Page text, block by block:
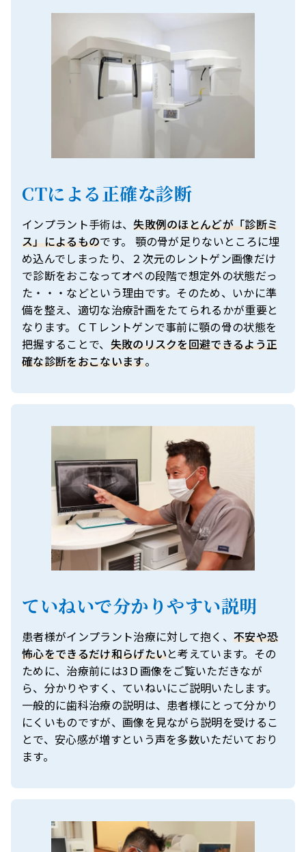
CTによる正確な診断
インプラント手術は、失敗例のほとんどが「診断ミ
ス」によるものです。 顎の骨が足りないところに埋
め込んでしまったり、２次元のレントゲン画像だけ
で診断をおこなってオペの段階で想定外の状態だっ
た・・・などという理由です。そのため、いかに準
備を整え、適切な治療計画をたてられるかが重要と
なります。ＣＴレントゲンで事前に顎の骨の状態を
把握することで、 失敗のリスクを回避できるよう正
確な診断をおこないます。
ていねいで分かりやすい説明
患者様がインプラント治療に対して抱く、不安や恐
怖心をできるだけ和らげたいと考えています。その
ために、治療前には3Ｄ画像をご覧いただきなが
ら、分かりやすく、ていねいにご説明いたします。
一般的に歯科治療の説明は、患者様にとって分かり
にくいものですが、画像を見ながら説明を受けるこ
とで、安心感が増すという声を多数いただいており
ます。